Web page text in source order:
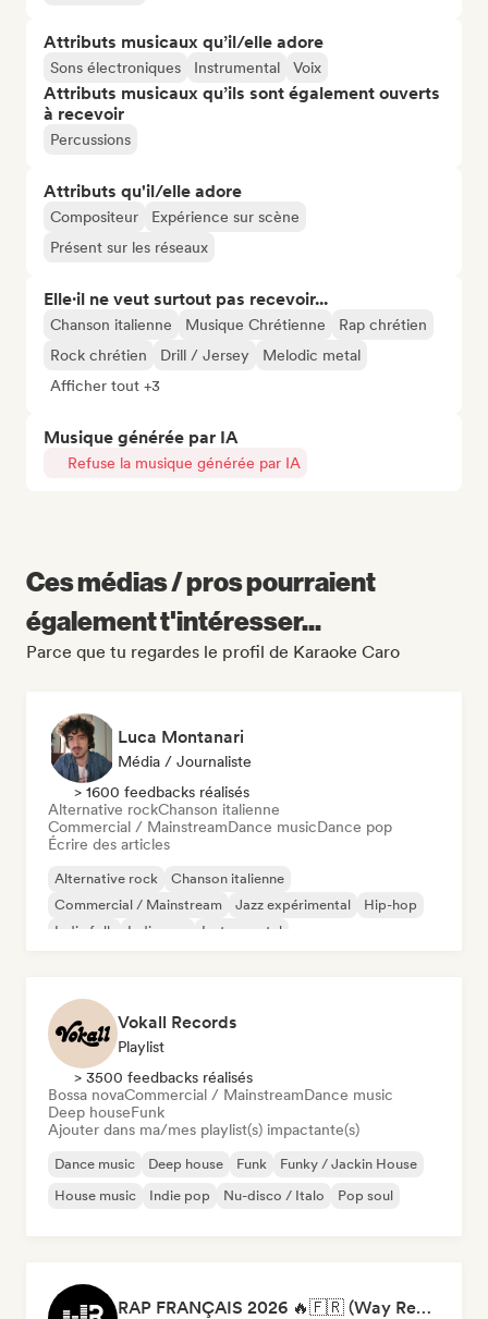
Attributs musicaux qu’il/elle adore
Sons électroniques Instrumental Voix
Attributs musicaux qu’ils sont également ouverts
à recevoir
Percussions
Attributs qu'il/elle adore
Compositeur
Expérience sur scène
Présent sur les réseaux
Elle·il ne veut surtout pas recevoir...
Chanson italienne Musique Chrétienne
Rap chrétien
Rock chrétien
Drill / Jersey
Melodic metal
Afficher tout +3
Musique générée par IA
Refuse la musique générée par IA
Ces médias / pros pourraient
également t'intéresser...
Parce que tu regardes le profil de Karaoke Caro
Luca Montanari
Média / Journaliste
> 1600 feedbacks réalisés
Alternative rockChanson italienne
Commercial / MainstreamDance musicDance pop
Écrire des articles
Alternative rock
Chanson italienne
Commercial / Mainstream
Jazz expérimental
Hip-hop
Indie folk
Indie pop Instrumental
Vokall Records
Playlist
> 3500 feedbacks réalisés
Bossa novaCommercial / MainstreamDance music
Deep houseFunk
Ajouter dans ma/mes playlist(s) impactante(s)
Dance music Deep house Funk
Funky / Jackin House
House music
Indie pop Nu-disco / Italo Pop soul
RAP FRANÇAIS 2026 🔥🇫🇷 (Way Records)